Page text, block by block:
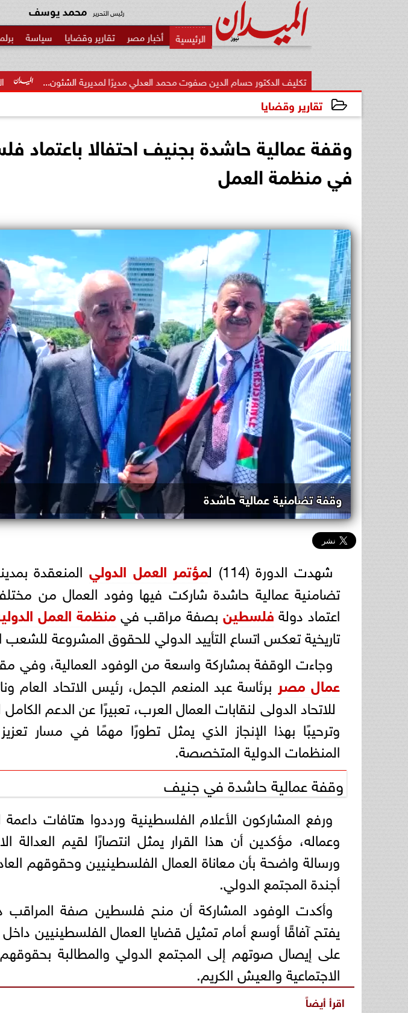
رئيس التحرير محمد يوسف
أخبار مصر تقارير وقضايا سياسة
التضامن تكليف الدكتور حسام الدين صفوت محمد العدلي مديرًا لمديرية الشئون...
تقارير وقضايا
وقفة عمالية حاشدة بجنيف احتفالا
في منظمة العمل
وقفة تضامنية عمالية حاشدة
شهدت الدورة (114) ل مؤتمر العمل الدوليالمنعقدة
تضامنية عمالية حاشدة شاركت فيها وفود العمال من
اعتماد دولةفلسطين بصفة مراقب فيمنظمة العمل
تاريخية تعكس اتساع التأييد الدولي للحقوق المشروعة
وجاءت الوقفة بمشاركة واسعة من الوفود العمالية، وفي
عمال مصر برئاسة عبد المنعم الجمل، رئيس الاتحاد
للاتحاد الدولى لنقابات العمال العرب، تعبيرًا عن الدعم
وترحيبًا بهذا الإنجاز الذي يمثل تطورًا مهمًا في مسار
المنظمات الدولية المتخصصة.
وقفة عمالية حاشدة في جنيف
ورفع المشاركون الأعلام الفلسطينية ورددوا هتافات
وعماله، مؤكدين أن هذا القرار يمثل انتصارًا لقيم العدالة
ورسالة واضحة بأن معاناة العمال الفلسطينيين وحقوقهم
أجندة المجتمع الدولي.
وأكدت الوفود المشاركة أن منح فلسطين صفة المراقب
يفتح آفاقًا أوسع أمام تمثيل قضايا العمال الفلسطينيين
على إيصال صوتهم إلى المجتمع الدولي والمطالبة
الاجتماعية والعيش الكريم.
اقرأ أيضاً